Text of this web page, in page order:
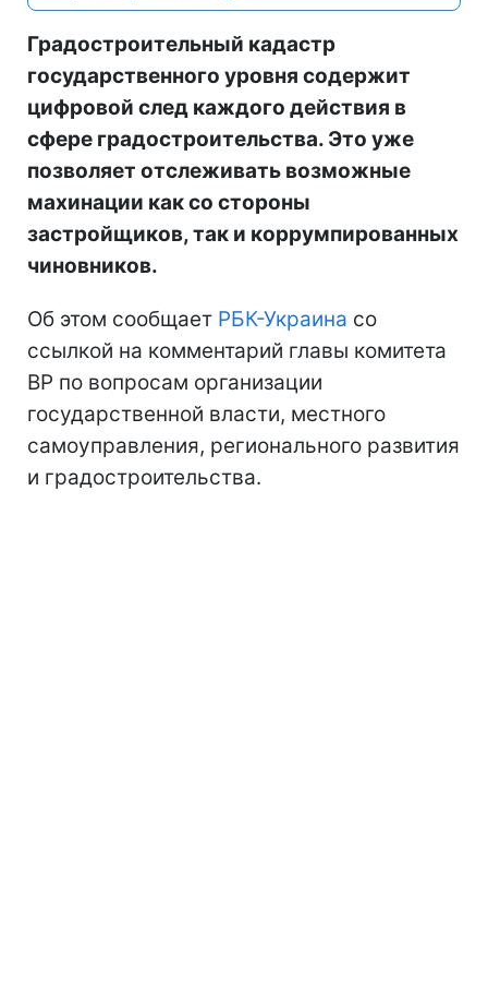
Градостроительный кадастр
государственного уровня содержит
цифровой след каждого действия в
сфере градостроительства. Это уже
позволяет отслеживать возможные
махинации как со стороны
застройщиков, так и коррумпированных
чиновников.
Об этом сообщает РБК-Украина со
ссылкой на комментарий главы комитета
ВР по вопросам организации
государственной власти, местного
самоуправления, регионального развития
и градостроительства.